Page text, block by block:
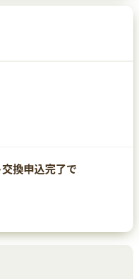
換申込完了で